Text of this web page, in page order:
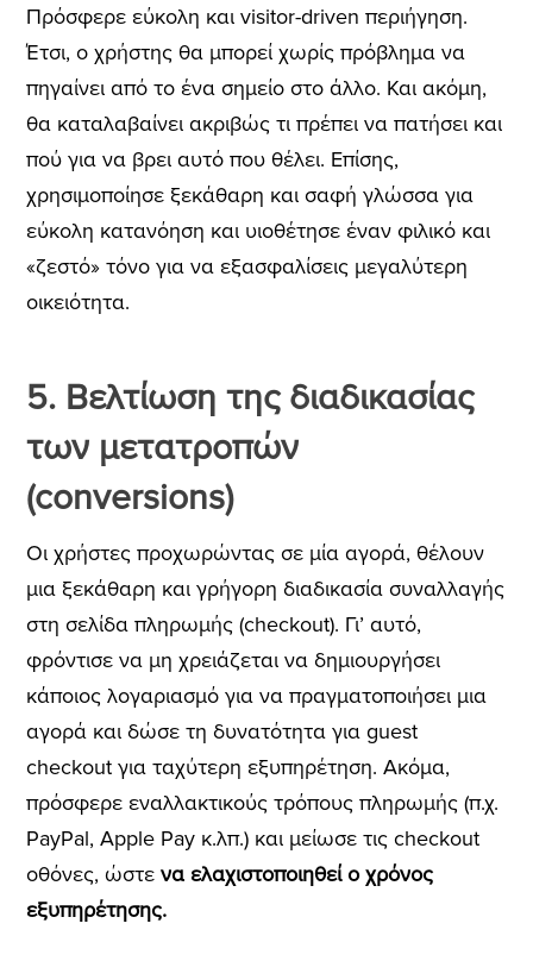
Πρόσφερε εύκολη και visitor-driven περιήγηση.
Έτσι, ο χρήστης θα μπορεί χωρίς πρόβλημα να
πηγαίνει από το ένα σημείο στο άλλο. Και ακόμη,
θα καταλαβαίνει ακριβώς τι πρέπει να πατήσει και
πού για να βρει αυτό που θέλει. Επίσης,
χρησιμοποίησε ξεκάθαρη και σαφή γλώσσα για
εύκολη κατανόηση και υιοθέτησε έναν φιλικό και
«ζεστό» τόνο για να εξασφαλίσεις μεγαλύτερη
οικειότητα.
5. Βελτίωση της διαδικασίας
των μετατροπών
(conversions)
Οι χρήστες προχωρώντας σε μία αγορά, θέλουν
μια ξεκάθαρη και γρήγορη διαδικασία συναλλαγής
στη σελίδα πληρωμής (checkout). Γι’ αυτό,
φρόντισε να μη χρειάζεται να δημιουργήσει
κάποιος λογαριασμό για να πραγματοποιήσει μια
αγορά και δώσε τη δυνατότητα για guest
checkout για ταχύτερη εξυπηρέτηση. Ακόμα,
πρόσφερε εναλλακτικούς τρόπους πληρωμής (π.χ.
PayPal, Apple Pay κ.λπ.) και μείωσε τις checkout
οθόνες, ώστε να ελαχιστοποιηθεί ο χρόνος
εξυπηρέτησης.